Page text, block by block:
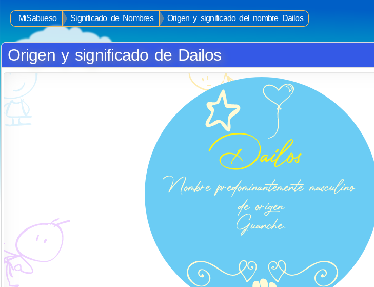
MiSabueso Significado de Nombres
Origen y significado del nombre Dailos
Origen y significado de Dailos